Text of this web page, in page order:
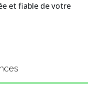
et fiable de votre